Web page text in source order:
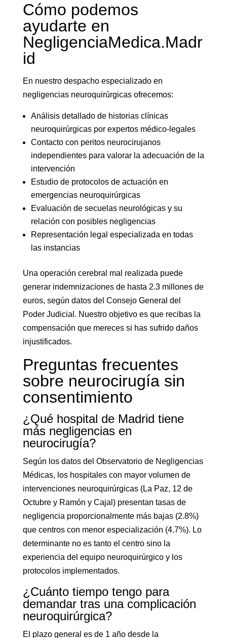
Cómo podemos
ayudarte en
NegligenciaMedica.Madr
id
En nuestro despacho especializado en
negligencias neuroquirúrgicas ofrecemos:
Análisis detallado de historias clínicas
neuroquirúrgicas por expertos médico-legales
Contacto con peritos neurocirujanos
independientes para valorar la adecuación de la
intervención
Estudio de protocolos de actuación en
emergencias neuroquirúrgicas
Evaluación de secuelas neurológicas y su
relación con posibles negligencias
Representación legal especializada en todas
las instancias
Una operación cerebral mal realizada puede
generar indemnizaciones de hasta 2.3 millones de
euros, según datos del Consejo General del
Poder Judicial. Nuestro objetivo es que recibas la
compensación que mereces si has sufrido daños
injustificados.
Preguntas frecuentes
sobre neurocirugía sin
consentimiento
¿Qué hospital de Madrid tiene
más negligencias en
neurocirugía?
Según los datos del Observatorio de Negligencias
Médicas, los hospitales con mayor volumen de
intervenciones neuroquirúrgicas (La Paz, 12 de
Octubre y Ramón y Cajal) presentan tasas de
negligencia proporcionalmente más bajas (2.8%)
que centros con menor especialización (4.7%). Lo
determinante no es tanto el centro sino la
experiencia del equipo neuroquirúrgico y los
protocolos implementados.
¿Cuánto tiempo tengo para
demandar tras una complicación
neuroquirúrgica?
El plazo general es de 1 año desde la